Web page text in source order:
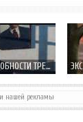
ЭКСКЛЮЗИВНЫЕ ПОДРОБНОСТИ ТРЕТЬЕГО СЕЗОНА IN FEAR I TRUST
нашей рекламы